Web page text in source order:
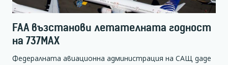
FAA възстанови летателната годност
на 737MAX
Федералната авиационна администрация на САЩ даде